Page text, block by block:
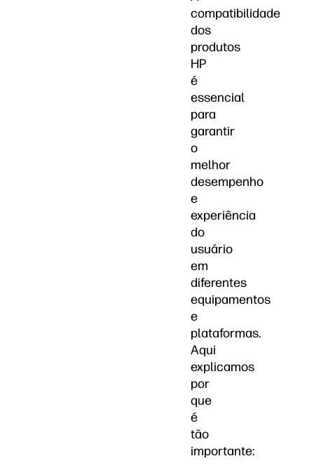
compatibilidade
dos
produtos
HP
é
essencial
para
garantir
o
melhor
desempenho
e
experiência
do
usuário
em
diferentes
equipamentos
e
plataformas.
Aqui
explicamos
por
que
é
tão
importante: